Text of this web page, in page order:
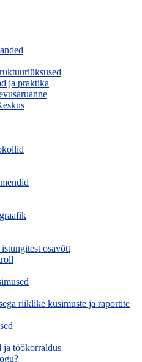
ja praktika
osavõtt
riiklike küsimuste ja raportite
ja töökorraldus